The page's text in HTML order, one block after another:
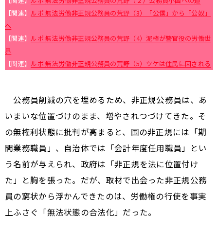
【関連】ルポ 無法労働――非正規公務員の荒野（3）「公僕」から「公奴」
へ
【関連】ルポ 無法労働――非正規公務員の荒野（4）泥棒が警官役の労働世
界
【関連】ルポ 無法労働――非正規公務員の荒野（5）ツケは住民に回される
公務員削減の穴を埋めるため、非正規公務員は、あ
いまいな位置づけのまま、増やされつづけてきた。そ
の無権利状態に批判が高まると、国の非正規には「期
間業務職員」、自治体では「会計年度任用職員」とい
う名前が与えられ、政府は「非正規を法に位置付け
た」と胸を張った。だが、取材で出会った非正規公務
員の窮状から浮かんできたのは、労働権の行使を事実
上ふさぐ「無法状態の合法化」だった。